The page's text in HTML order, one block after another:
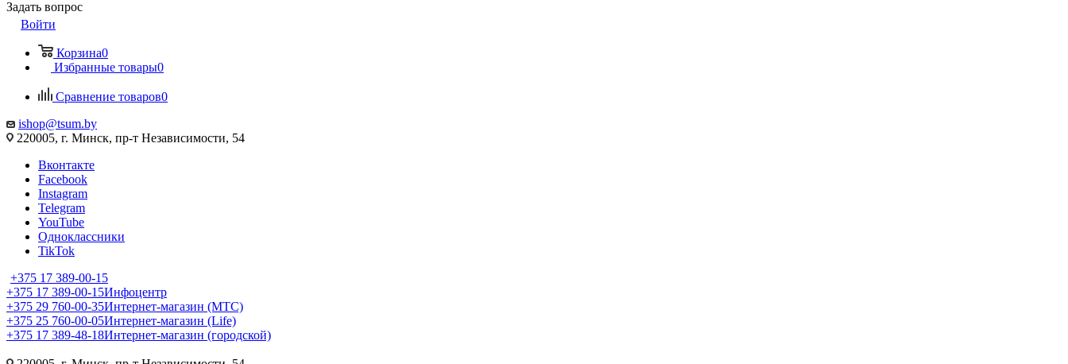
Задать вопрос
Войти
Корзина0
Избранные товары0
Сравнение товаров0
ishop@tsum.by
220005, г. Минск, пр-т Независимости, 54
Вконтакте
Facebook
Instagram
Telegram
YouTube
Одноклассники
TikTok
+375 17 389-00-15
+375 17 389-00-15Инфоцентр
+375 29 760-00-35Интернет-магазин (МТС)
+375 25 760-00-05Интернет-магазин (Life)
+375 17 389-48-18Интернет-магазин (городской)